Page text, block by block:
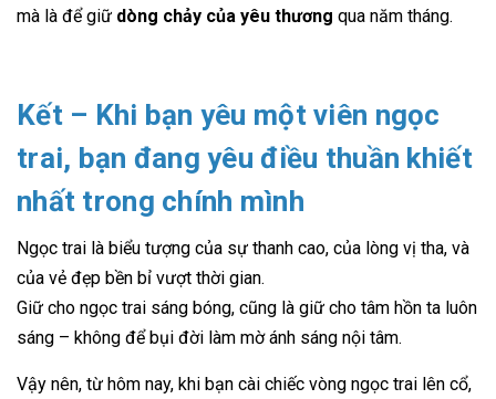
mà là để giữ dòng chảy của yêu thương qua năm tháng.
Kết – Khi bạn yêu một viên ngọc
trai, bạn đang yêu điều thuần khiết
nhất trong chính mình
Ngọc trai là biểu tượng của sự thanh cao, của lòng vị tha, và
của vẻ đẹp bền bỉ vượt thời gian.
Giữ cho ngọc trai sáng bóng, cũng là giữ cho tâm hồn ta luôn
sáng – không để bụi đời làm mờ ánh sáng nội tâm.
Vậy nên, từ hôm nay, khi bạn cài chiếc vòng ngọc trai lên cổ,